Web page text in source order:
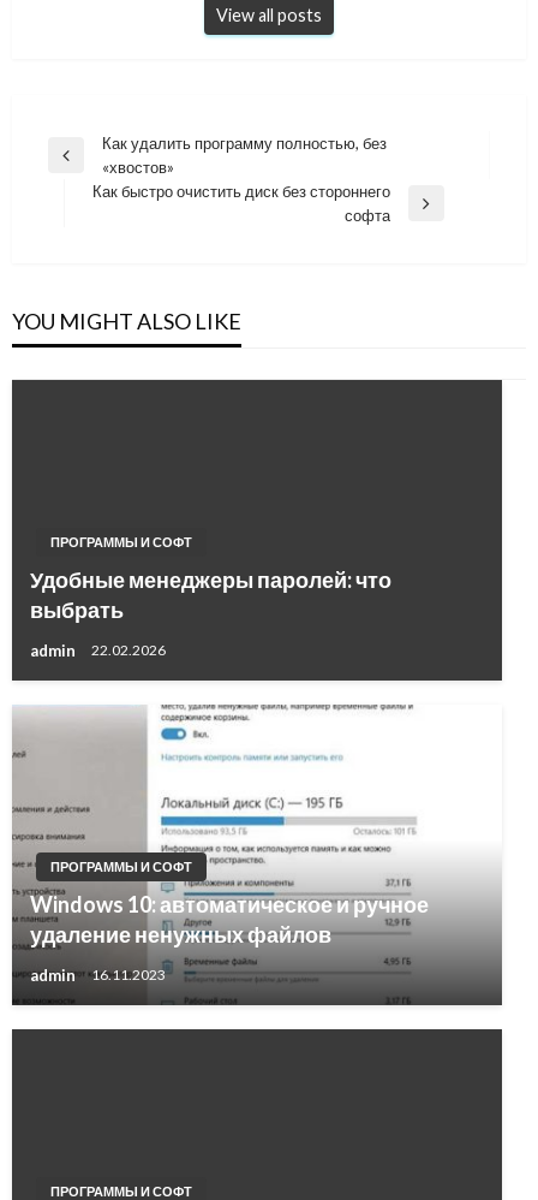
View all posts
Навигация
Previous
Как удалить программу полностью, без
«хвостов»
Как быстро очистить диск без стороннего
софта
YOU MIGHT ALSO LIKE
ПРОГРАММЫ И СОФТ
Удобные менеджеры паролей: что
выбрать
admin 22.02.2026
ПРОГРАММЫ И СОФТ
Windows 10: автоматическое и ручное
удаление ненужных файлов
admin 16.11.2023
ПРОГРАММЫ И СОФТ